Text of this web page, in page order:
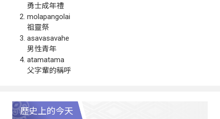
勇士成年禮
molapangolai
祖靈祭
asavasavahe
男性青年
atamatama
父字輩的稱呼
歷史上的今天